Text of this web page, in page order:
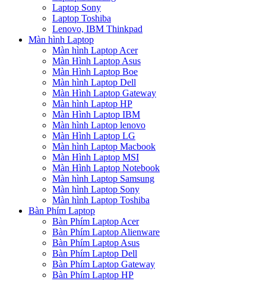
Laptop Sony
Laptop Toshiba
Lenovo, IBM Thinkpad
Màn hình Laptop
Màn hình Laptop Acer
Màn Hình Laptop Asus
Màn Hình Laptop Boe
Màn hình Laptop Dell
Màn Hình Laptop Gateway
Màn hình Laptop HP
Màn Hình Laptop IBM
Màn hình Laptop lenovo
Màn Hình Laptop LG
Màn hình Laptop Macbook
Màn Hình Laptop MSI
Màn Hình Laptop Notebook
Màn hình Laptop Samsung
Màn hình Laptop Sony
Màn hình Laptop Toshiba
Bàn Phím Laptop
Bàn Phím Laptop Acer
Bàn Phím Laptop Alienware
Bàn Phím Laptop Asus
Bàn Phím Laptop Dell
Bàn Phím Laptop Gateway
Bàn Phím Laptop HP